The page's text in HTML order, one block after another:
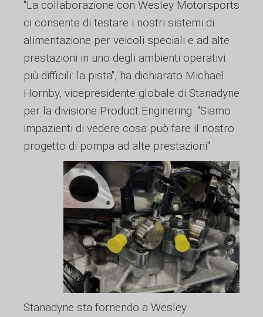
"La collaborazione con Wesley Motorsports
ci consente di testare i nostri sistemi di
alimentazione per veicoli speciali e ad alte
prestazioni in uno degli ambienti operativi
più difficili: la pista", ha dichiarato Michael
Hornby, vicepresidente globale di Stanadyne
per la divisione Product Enginering. "Siamo
impazienti di vedere cosa può fare il nostro
progetto di pompa ad alte prestazioni".
Stanadyne sta fornendo a Wesley